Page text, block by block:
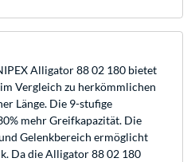
Alligator 88 02 180 bietet
Vergleich zu herkömmlichen
Länge. Die 9-stufige
mehr Greifkapazität. Die
Gelenkbereich ermöglicht
Da die Alligator 88 02 180